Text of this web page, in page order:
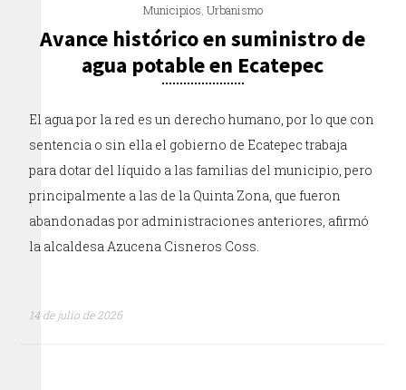
Municipios Urbanismo
Avance histórico en suministro de
agua potable en Ecatepec
El agua por la red es un derecho humano, por lo que con
sentencia o sin ella el gobierno de Ecatepec trabaja
para dotar del líquido a las familias del municipio, pero
principalmente a las de la Quinta Zona, que fueron
abandonadas por administraciones anteriores, afirmó
la alcaldesa Azucena Cisneros Coss.
14 de julio de 2026